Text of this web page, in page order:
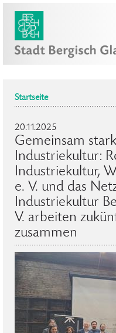
Startseite
20.11.2025
Gemeinsam
Industriekultur:
Industriekultur,
e. V. und das
Industriekultur
V. arbeiten
zusammen